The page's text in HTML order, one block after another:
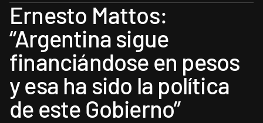
Ernesto Mattos:
“Argentina sigue
financiándose en pesos
y esa ha sido la política
de este Gobierno”